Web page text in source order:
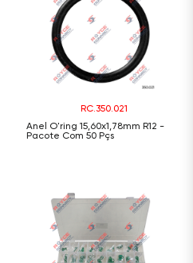
RC.350.021
Anel O'ring 15,60x1,78mm R12 -
Pacote Com 50 Pçs